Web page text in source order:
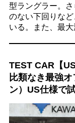
型ラングラー。
のない下回りな
いる。また、最
TEST CAR【
比類なき最強
ン）US仕様で